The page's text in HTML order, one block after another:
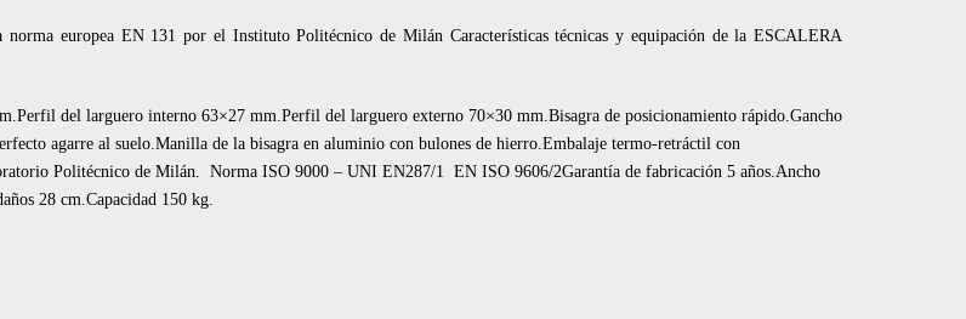
norma europea EN 131 por el Instituto Politécnico de Milán Características técnicas y equipación de la ESCALERA
del larguero interno 63×27 mm.Perfil del larguero externo 70×30 mm.Bisagra de posicionamiento rápido.Gancho
agarre al suelo.Manilla de la bisagra en aluminio con bulones de hierro.Embalaje termo-retráctil con
Politécnico de Milán. Norma ISO 9000 – UNI EN287/1 EN ISO 9606/2Garantía de fabricación 5 años.Ancho
28 cm.Capacidad 150 kg.